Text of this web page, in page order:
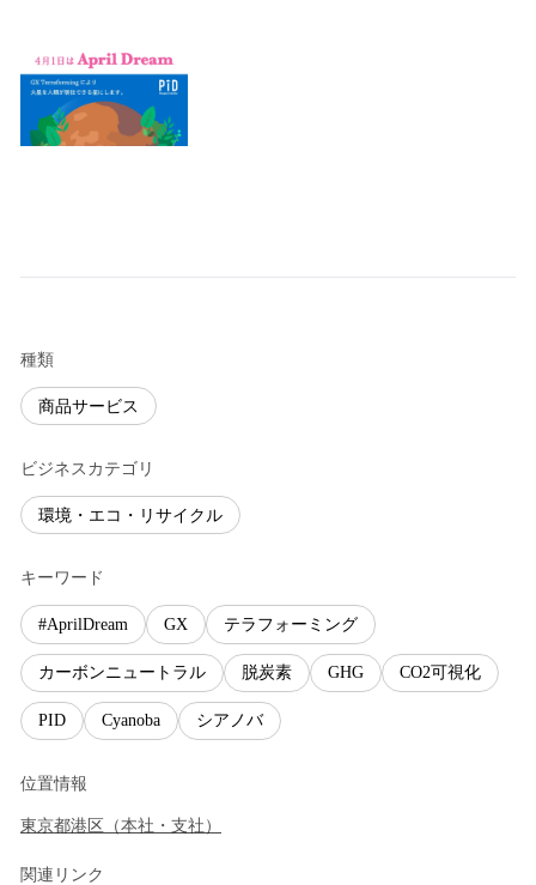
種類
商品サービス
ビジネスカテゴリ
環境・エコ・リサイクル
キーワード
#AprilDream GX テラフォーミング
カーボンニュートラル 脱炭素 GHG CO2可視化
PID Cyanoba シアノバ
位置情報
東京都港区 （本社・支社 ）
関連リンク